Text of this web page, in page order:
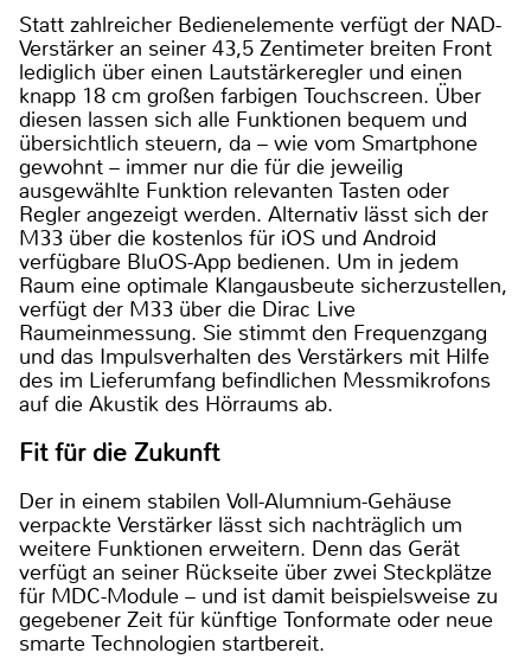
Statt zahlreicher Bedienelemente verfügt der NAD-
Verstärker an seiner 43,5 Zentimeter breiten Front
lediglich über einen Lautstärkeregler und einen
knapp 18 cm großen farbigen Touchscreen. Über
diesen lassen sich alle Funktionen bequem und
übersichtlich steuern, da – wie vom Smartphone
gewohnt – immer nur die für die jeweilig
ausgewählte Funktion relevanten Tasten oder
Regler angezeigt werden. Alternativ lässt sich der
M33 über die kostenlos für iOS und Android
verfügbare BluOS-App bedienen. Um in jedem
Raum eine optimale Klangausbeute sicherzustellen,
verfügt der M33 über die Dirac Live
Raumeinmessung. Sie stimmt den Frequenzgang
und das Impulsverhalten des Verstärkers mit Hilfe
des im Lieferumfang befindlichen Messmikrofons
auf die Akustik des Hörraums ab.
Fit für die Zukunft
Der in einem stabilen Voll-Alumnium-Gehäuse
verpackte Verstärker lässt sich nachträglich um
weitere Funktionen erweitern. Denn das Gerät
verfügt an seiner Rückseite über zwei Steckplätze
für MDC-Module – und ist damit beispielsweise zu
gegebener Zeit für künftige Tonformate oder neue
smarte Technologien startbereit.